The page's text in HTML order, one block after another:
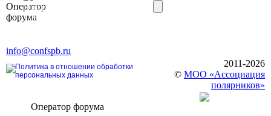
Оператор
форума
Элит»
196191, г. Санкт-Петербург,
info@confspb.ru
Политика в отношении обработки
персональных данных
2011-2026
© МОО «Ассоциация
полярников»
Оператор форума